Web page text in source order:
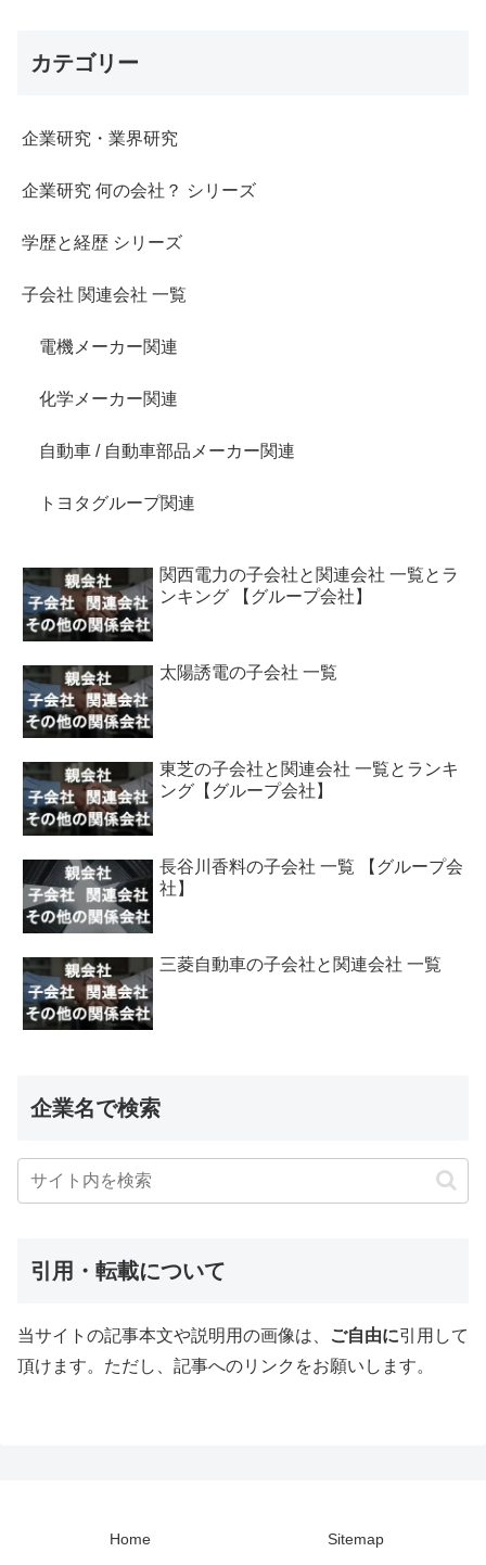
カテゴリー
企業研究・業界研究
企業研究 何の会社？ シリーズ
学歴と経歴 シリーズ
子会社 関連会社 一覧
電機メーカー関連
化学メーカー関連
自動車 / 自動車部品メーカー関連
トヨタグループ関連
関西電力の子会社と関連会社 一覧とラ
ンキング 【グループ会社】
太陽誘電の子会社 一覧
東芝の子会社と関連会社 一覧とランキ
ング【グループ会社】
長谷川香料の子会社 一覧 【グループ会
社】
三菱自動車の子会社と関連会社 一覧
企業名で検索
引用・転載について
当サイトの記事本文や説明用の画像は、 ご自由に引用して
頂けます。ただし、記事へのリンクをお願いします。
Home
Sitemap